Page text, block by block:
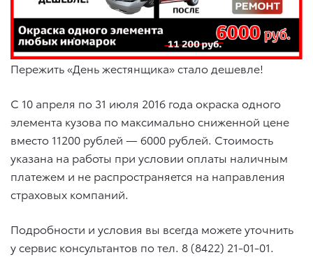
Пережить «День жестянщика» стало дешевле!
С 10 апреля по 31 июля 2016 года окраска одного
элемента кузова по максимально сниженной цене
вместо 11200 рублей — 6000 рублей. Стоимость
указана на работы при условии оплаты наличным
платежем и не распространяется на направления
страховых компаний.
Подробности и условия вы всегда можете уточнить
у сервис консультантов по тел. 8 (8422) 21-01-01.